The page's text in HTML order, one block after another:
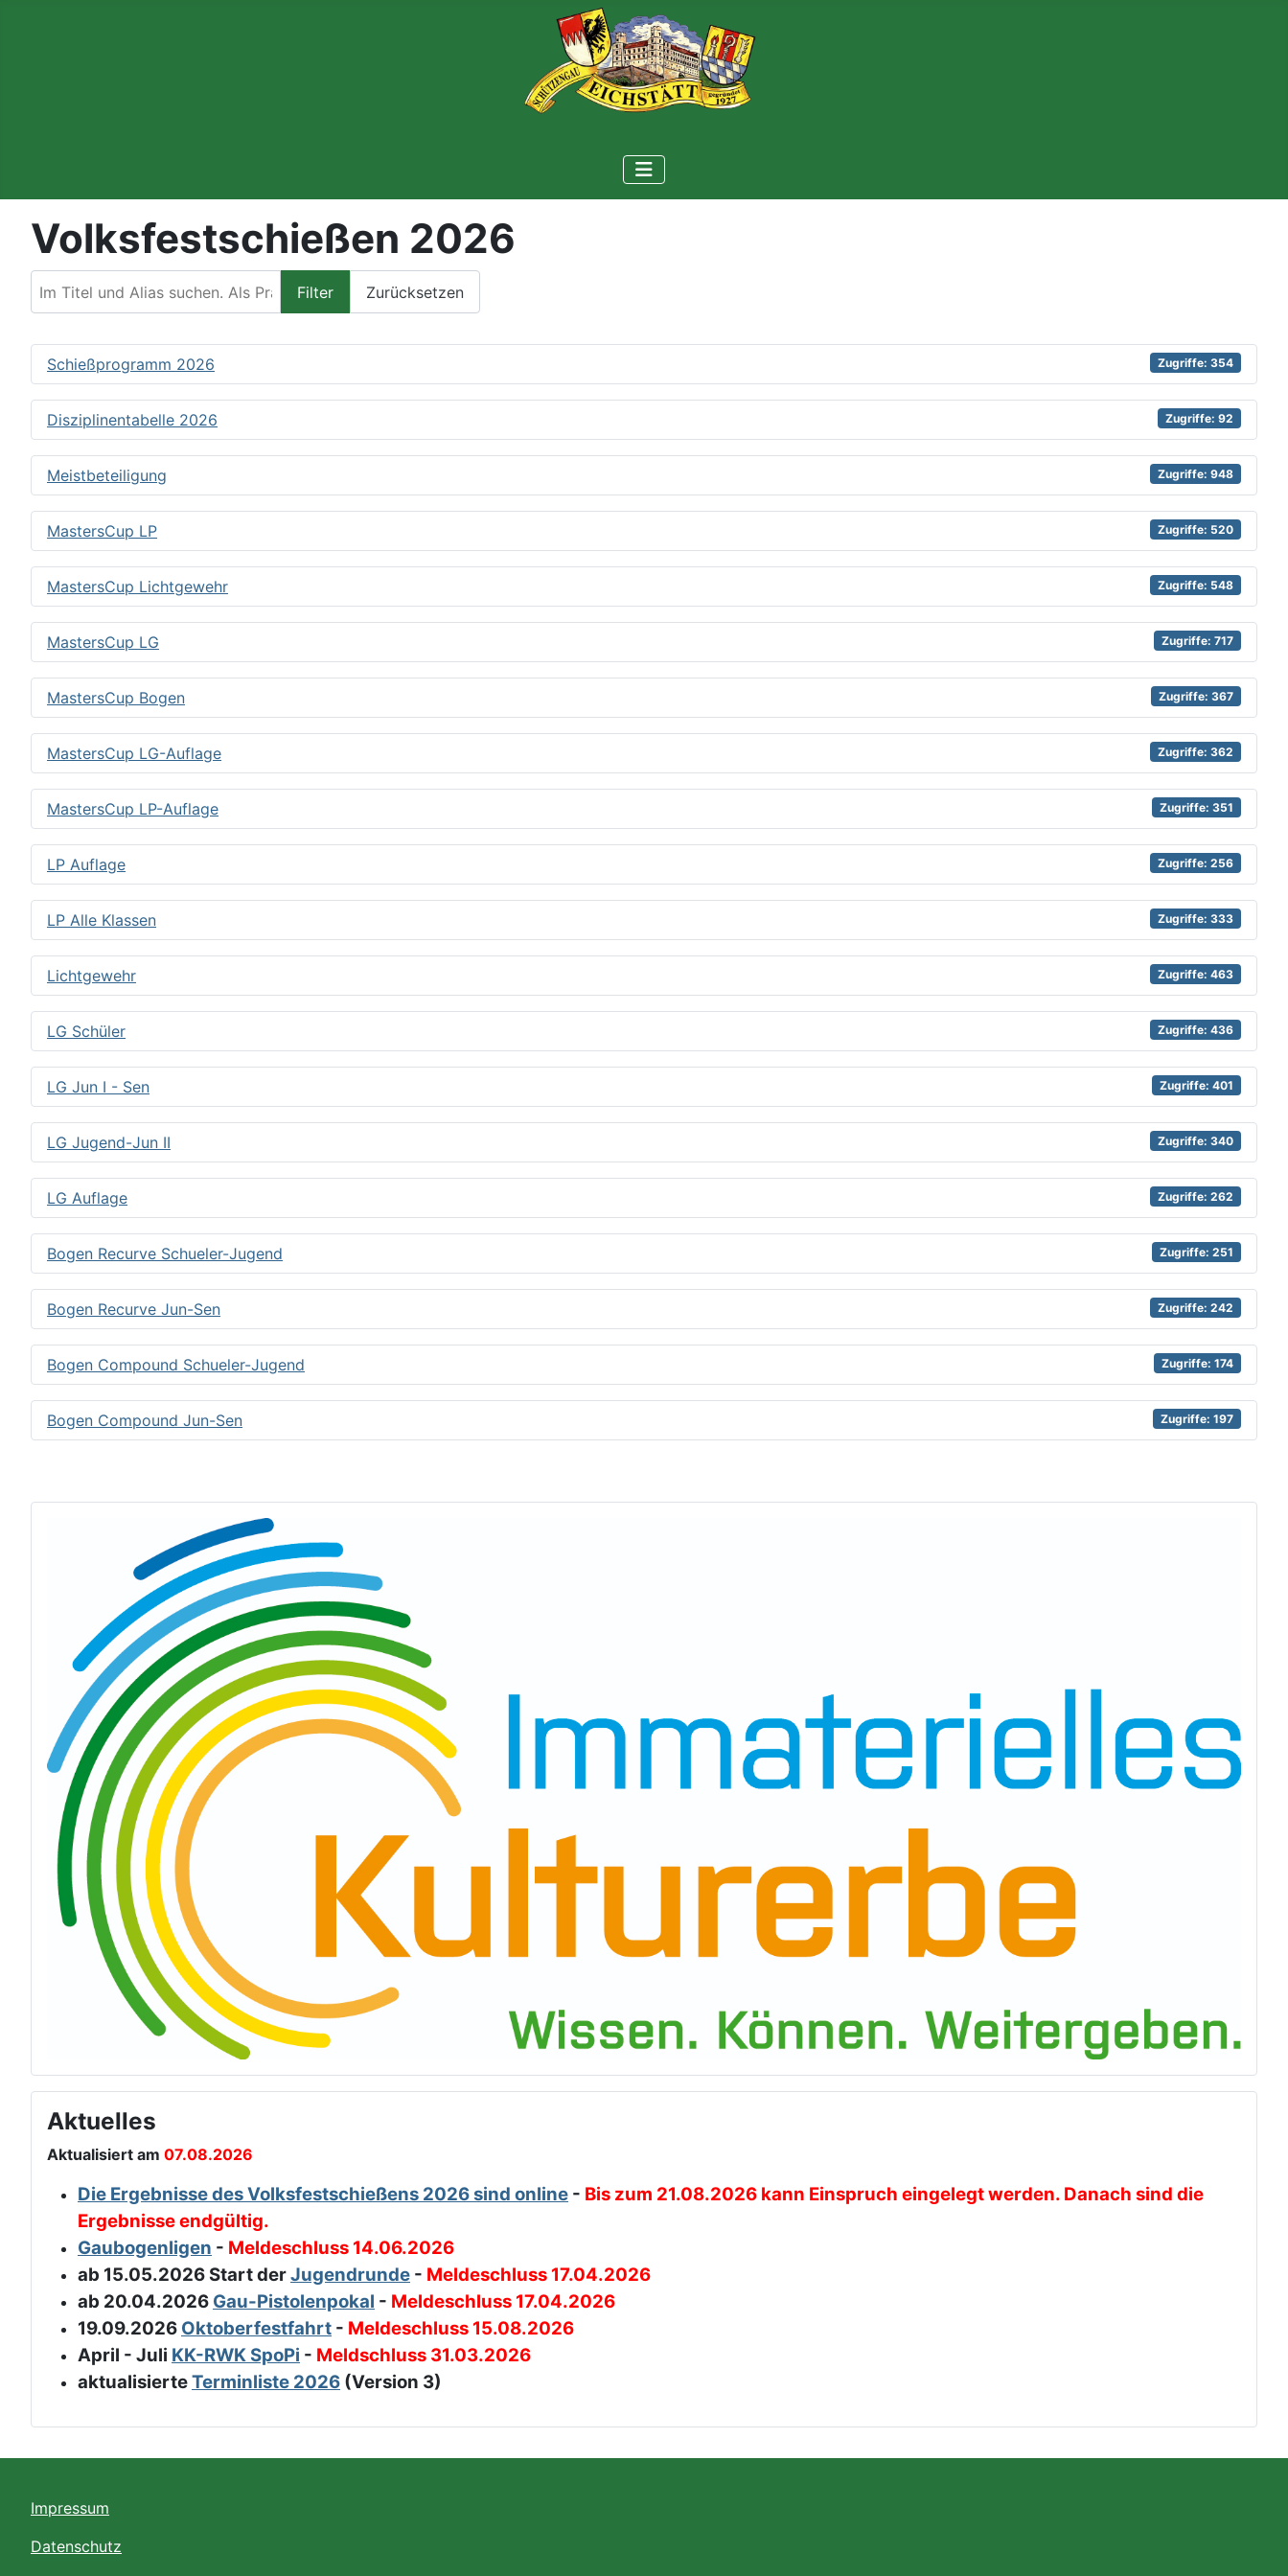
Aktuelles
Aktualisiert am 07.08.2026
Die Ergebnisse des Volksfestschießens 2026 sind online - Bis zum 21.08.2026 kann Einspruch eingelegt werden. Danach sind die
Ergebnisse endgültig.
Gaubogenligen - Meldeschluss 14.06.2026
ab 15.05.2026 Start derJugendrunde - Meldeschluss 17.04.2026
ab 20.04.2026 Gau-Pistolenpokal - Meldeschluss 17.04.2026
19.09.2026 Oktoberfestfahrt - Meldeschluss 15.08.2026
April - Juli KK-RWK SpoPi - Meldschluss 31.03.2026
aktualisierteTerminliste 2026 (Version 3)
Volksfestschießen 2026
Filter Zurücksetzen
Schießprogramm 2026 Zugriffe: 354
Disziplinentabelle 2026 Zugriffe: 92
Meistbeteiligung Zugriffe: 948
MastersCup LP Zugriffe: 520
MastersCup Lichtgewehr Zugriffe: 548
MastersCup LG Zugriffe: 717
MastersCup Bogen Zugriffe: 367
MastersCup LG-Auflage Zugriffe: 362
MastersCup LP-Auflage Zugriffe: 351
LP Auflage Zugriffe: 256
LP Alle Klassen Zugriffe: 333
Lichtgewehr Zugriffe: 463
LG Schüler Zugriffe: 436
LG Jun I - Sen Zugriffe: 401
LG Jugend-Jun II Zugriffe: 340
LG Auflage Zugriffe: 262
Bogen Recurve Schueler-Jugend Zugriffe: 251
Bogen Recurve Jun-Sen Zugriffe: 242
Bogen Compound Schueler-Jugend Zugriffe: 174
Bogen Compound Jun-Sen Zugriffe: 197
Impressum
Datenschutz